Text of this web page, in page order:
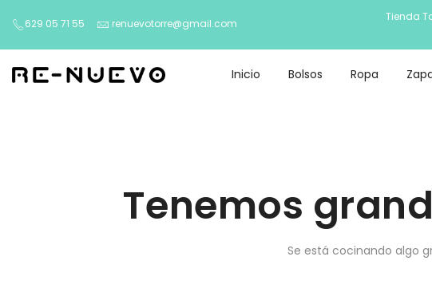
629 05 71 55 renuevotorre@gmail.com
Tienda
Inicio Bolsos Ropa
Tenemos
Se está cocinando algo